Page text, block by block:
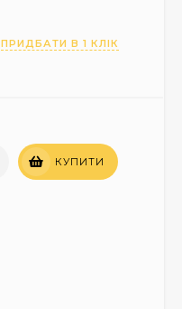
ПРИДБАТИ В 1 КЛІК
КУПИТИ